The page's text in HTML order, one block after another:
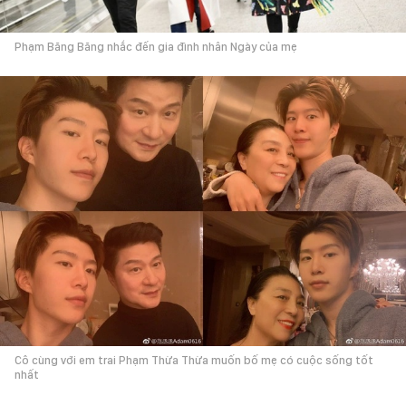
Phạm Băng Băng nhắc đến gia đình nhân Ngày của mẹ
Cô cùng với em trai Phạm Thừa Thừa muốn bố mẹ có cuộc sống tốt
nhất